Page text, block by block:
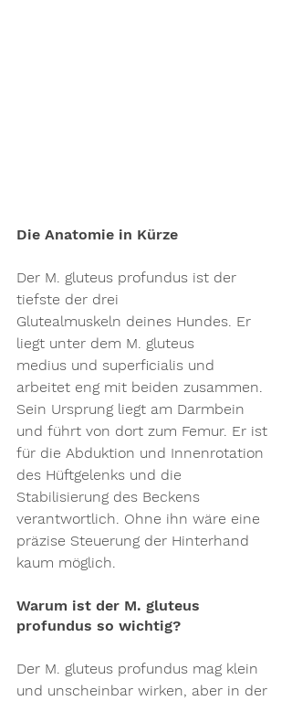
Die Anatomie in Kürze
Der M. gluteus profundus ist der
tiefste der drei
Glutealmuskeln deines Hundes. Er
liegt unter dem M. gluteus
medius und superficialis und
arbeitet eng mit beiden zusammen.
Sein Ursprung liegt am Darmbein
und führt von dort zum Femur. Er ist
für die Abduktion und Innenrotation
des Hüftgelenks und die
Stabilisierung des Beckens
verantwortlich. Ohne ihn wäre eine
präzise Steuerung der Hinterhand
kaum möglich.
Warum ist der M. gluteus
profundus so wichtig?
Der M. gluteus profundus mag klein
und unscheinbar wirken, aber in der